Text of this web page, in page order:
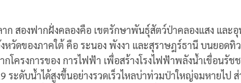
ก สองฟากฝั่งคลองคือ เขตรักษาพันธุ์สัตว์ป่าคลองแสง และ
ดของภาคใต้ คือ ระนอง พังงา และสุราษฎร์ธานี บนยอดทิว
ครงการของ การไฟฟ้า เพื่อสร้างโรงไฟฟ้าพลังน้ำเขื่อนรัช
ะดับน้ำได้สูงขึ้นอย่างรวดเร็วไหลบ่าท่วมป่าใหญ่จมหายไป ส่